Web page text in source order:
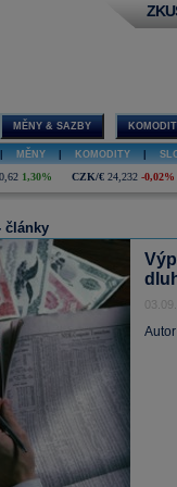
MĚNY & SAZBY
MĚNY KOMODITY
1,30% CZK/€ 24,232 -0,02%
články